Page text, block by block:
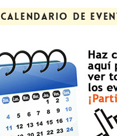
CALENDARIO DE